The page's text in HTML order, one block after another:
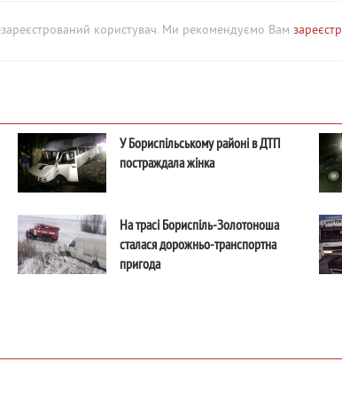
користувач. Ми рекомендуємо Вам
У Бориспільському районі в ДТП
постраждала жінка
На трасі Бориспіль-Золотоноша
сталася дорожньо-транспортна
пригода